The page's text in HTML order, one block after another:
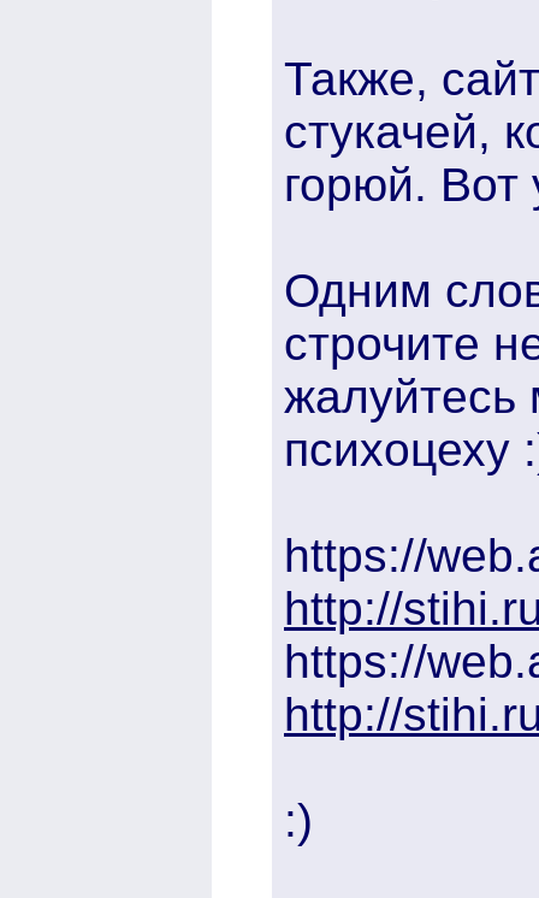
Также,
стукачей,
горюй. Вот
Одним
строчите
жалуйтесь
https://
http://
https://
http://
:)